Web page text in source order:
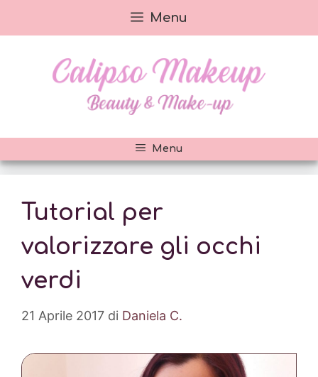
al
Menu
Menu
Tutorial per
valorizzare gli occhi
verdi
21 Aprile 2017 di Daniela C.